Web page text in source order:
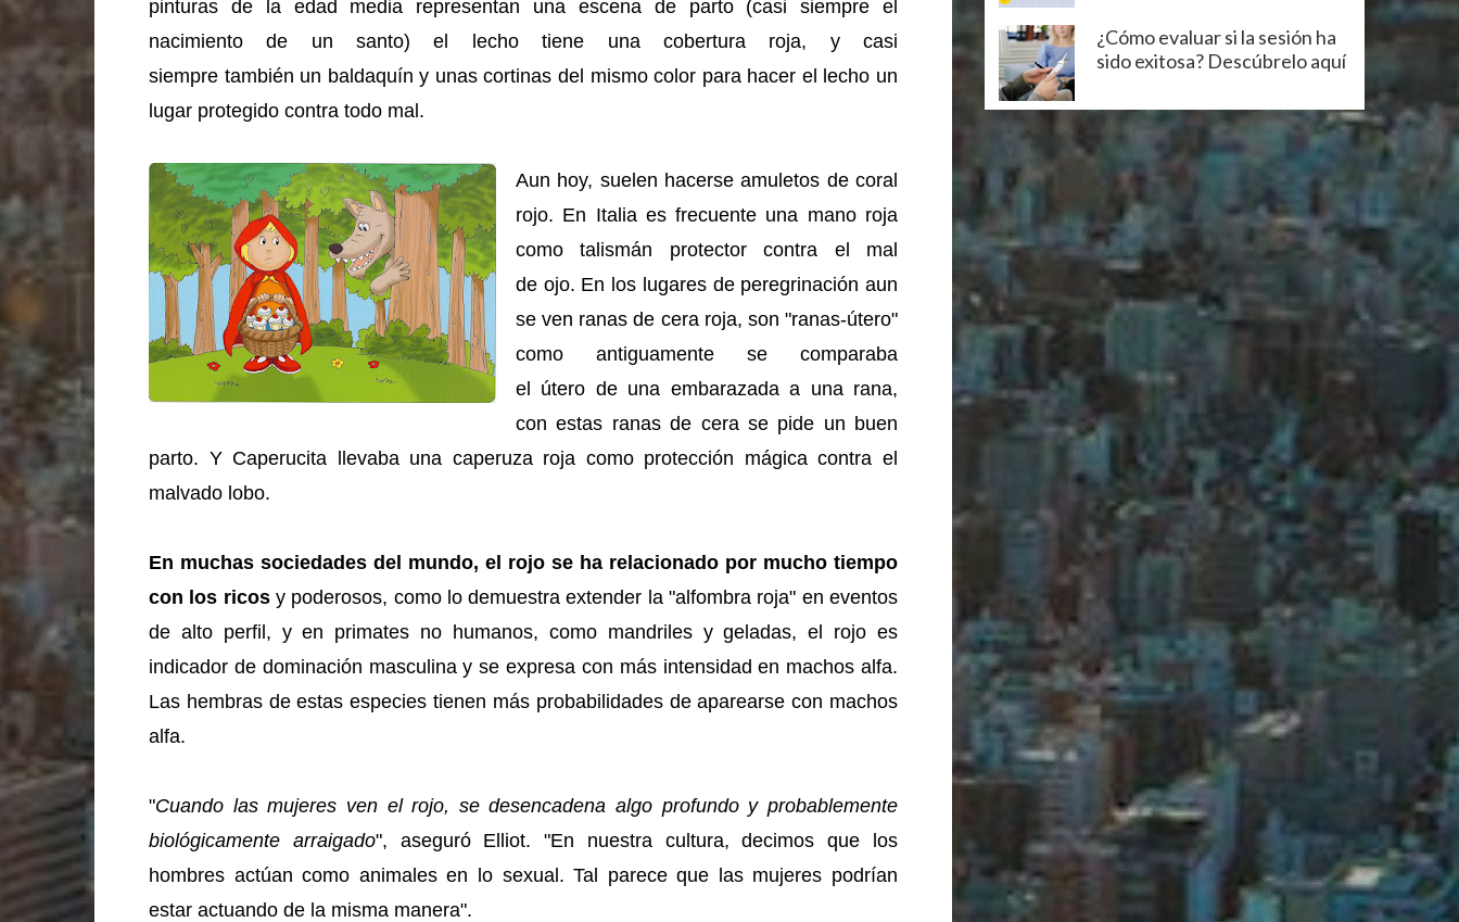
pinturas de la edad media representan una escena de parto (casi siempre el
nacimiento de un santo) el lecho tiene una cobertura roja, y casi
siempre también un baldaquín y unas cortinas del mismo color para hacer el lecho un
lugar protegido contra todo mal.
Aun hoy, suelen hacerse amuletos de coral
rojo. En Italia es frecuente una mano roja
como talismán protector contra el mal
de ojo. En los lugares de peregrinación aun
se ven ranas de cera roja, son "ranas-útero"
como antiguamente se comparaba
el útero de una embarazada a una rana,
con estas ranas de cera se pide un buen
parto. Y Caperucita llevaba una caperuza roja como protección mágica contra el
malvado lobo.
En muchas sociedades del mundo, el rojo se ha relacionado por mucho tiempo
con los ricosy poderosos, como lo demuestra extender la "alfombra roja" en eventos
de alto perfil, y en primates no humanos, como mandriles y geladas, el rojo es
indicador de dominación masculina y se expresa con más intensidad en machos alfa.
Las hembras de estas especies tienen más probabilidades de aparearse con machos
alfa.
"Cuando las mujeres ven el rojo, se desencadena algo profundo y probablemente
biológicamente arraigado", aseguró Elliot. "En nuestra cultura, decimos que los
hombres actúan como animales en lo sexual. Tal parece que las mujeres podrían
estar actuando de la misma manera".
¿Cómo evaluar si la sesión ha
sido exitosa? Descúbrelo aquí